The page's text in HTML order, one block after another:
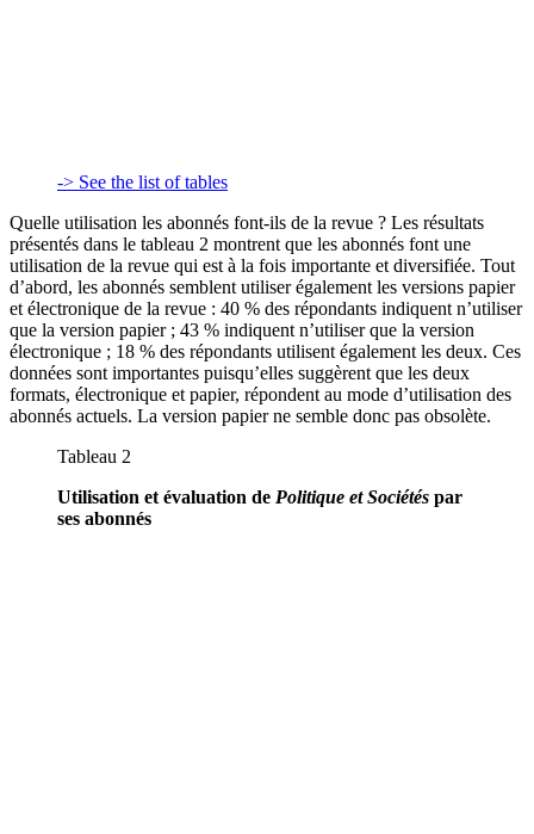
-> See the list of tables
Quelle utilisation les abonnés font-ils de la revue ? Les résultats
présentés dans le tableau 2 montrent que les abonnés font une
utilisation de la revue qui est à la fois importante et diversifiée. Tout
d’abord, les abonnés semblent utiliser également les versions papier
et électronique de la revue : 40 % des répondants indiquent n’utiliser
que la version papier ; 43 % indiquent n’utiliser que la version
électronique ; 18 % des répondants utilisent également les deux. Ces
données sont importantes puisqu’elles suggèrent que les deux
formats, électronique et papier, répondent au mode d’utilisation des
abonnés actuels. La version papier ne semble donc pas obsolète.
Tableau 2
Utilisation et évaluation de Politique et Sociétés par
ses abonnés